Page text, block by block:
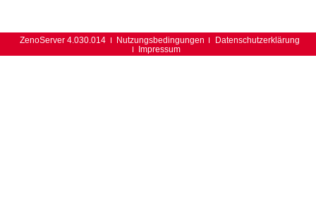
ZenoServer 4.030.014 Nutzungsbedingungen
Datenschutzerklärung
Impressum